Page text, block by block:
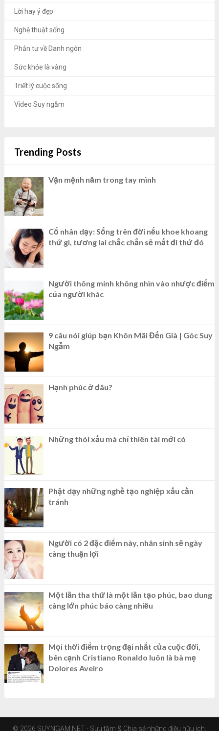
Lời hay ý đẹp
Nghệ thuật sống
Phản tư về Danh ngôn
Sức khỏe là vàng
Triết lý cuộc sống
Video Suy ngẫm
Trending Posts
Vận mệnh nằm trong tay mình
Cổ nhân dạy: Sống trên đời nếu khoe khoang
thứ gì, tương lai chắc chắn sẽ mất đi thứ đó
Người thông minh không nhìn vào nhược điểm
của người khác
9 câu nói giúp bạn Khôn Mãi Đến Già | Góc Suy
Ngẫm
Hạnh phúc ở đâu?
Những thói xấu mà chỉ thiên tài mới có
Phật dạy những nghề tạo nghiệp xấu cần
tránh
Người có 2 đặc điểm này, nhân sinh sẽ ngày
càng thuận lợi
Một lần tha thứ là một lần tạo phúc, bao dung
càng lớn phúc báo càng nhiều
Mọi thời điểm trọng đại nhất của cuộc đời,
bên cạnh Cristiano Ronaldo luôn là bà mẹ
Dolores Aveiro
© 2026 SUYNGAM.NET - Sưu tầm & Chia sẻ những điều hữu ích.